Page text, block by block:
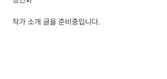
작가 소개 글을 준비중입니다.